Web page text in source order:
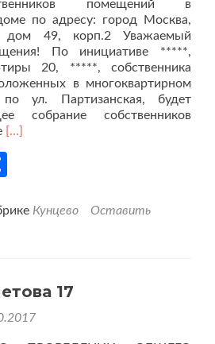
помещений в
по адресу: город Москва,
дом 49, корп.2 Уважаемый
По инициативе *****,
20, *****, собственника
в многоквартирном
ул. Партизанская, будет
собрание собственников
Читать
Партизанская
дом
[…]
Кунцево
Оставить
17